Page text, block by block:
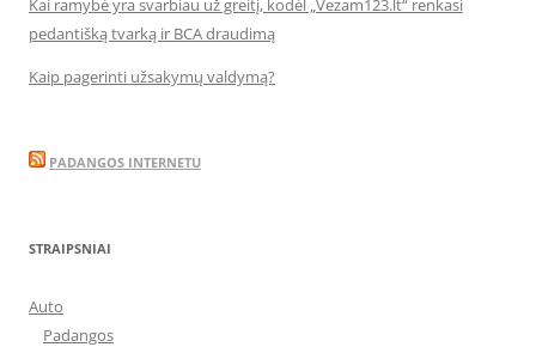
Kai ramybė yra svarbiau už greitį, kodėl „Vezam123.lt“ renkasi
pedantišką tvarką ir BCA draudimą
Kaip pagerinti užsakymų valdymą?
PADANGOS INTERNETU
STRAIPSNIAI
Auto
Padangos